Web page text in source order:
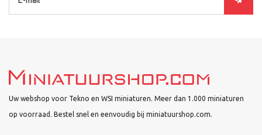
Uw webshop voor Tekno en WSI miniaturen. Meer dan 1.000 miniaturen
op voorraad. Bestel snel en eenvoudig bij miniatuurshop.com.